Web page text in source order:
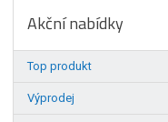
Akční nabídky
Top produkt
Výprodej